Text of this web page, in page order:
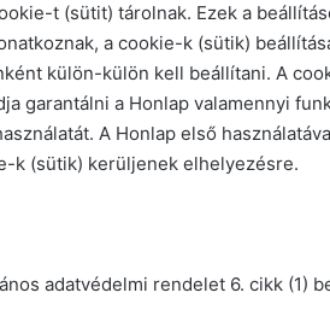
t (sütit) tárolnak. Ezek a
a cookie-k (sütik)
külön-külön kell beállítani. A
garantálni a Honlap valamennyi
A Honlap első
k (sütik) kerüljenek elhelyezésre.
adatvédelmi rendelet 6. cikk (1)